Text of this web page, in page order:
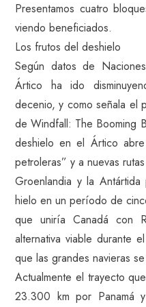
Presentamos cuatro
viendo beneficiados.
Los frutos del deshielo
Según datos de
Ártico ha ido
decenio, y como señala el
de Windfall: The Booming
deshielo en el Ártico
petroleras” y a nuevas
Groenlandia y la
hielo en un período de
que uniría Canadá con
alternativa viable durante
que las grandes navieras
Actualmente el trayecto
23.300 km por Panamá